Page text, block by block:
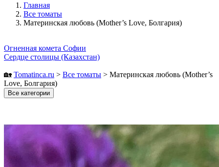
Главная
Все томаты
Материнская любовь (Mother’s Love, Болгария)
Огненная комета Софии
Сердце столицы (Казахстан)
🏡 Tomatinсa.ru > Все томаты > Материнская любовь (Mother’s
Love, Болгария)
Все категории